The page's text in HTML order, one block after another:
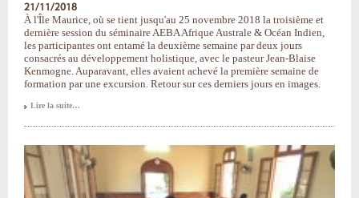
21/11/2018
À l'Île Maurice, où se tient jusqu'au 25 novembre 2018 la troisième et
dernière session du séminaire AEBA Afrique Australe & Océan Indien,
les participantes ont entamé la deuxième semaine par deux jours
consacrés au développement holistique, avec le pasteur Jean-Blaise
Kenmogne. Auparavant, elles avaient achevé la première semaine de
formation par une excursion. Retour sur ces derniers jours en images.
Début
semaine
du
séminaire
AEBA
-
Lire la suite…